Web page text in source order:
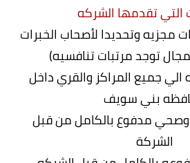
التي تقدمها الشركه
مجزيه وتحديدا لأصحاب الخبرات
توجد مرتبات تنافسيه)
جميع المراكز والقري داخل
بني سويف
وصحي مدفوع بالكامل من قبل
الشركة